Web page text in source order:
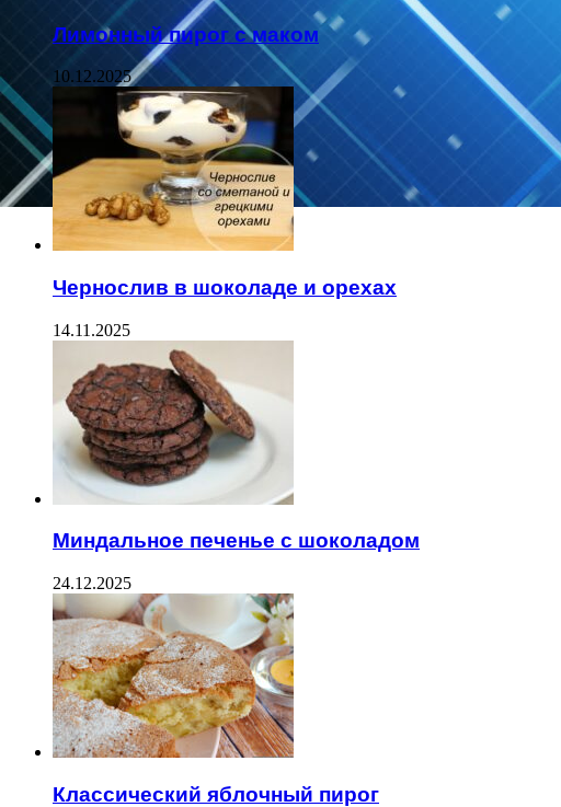
Лимонный пирог с маком
10.12.2025
Чернослив в шоколаде и орехах
14.11.2025
Миндальное печенье с шоколадом
24.12.2025
Классический яблочный пирог